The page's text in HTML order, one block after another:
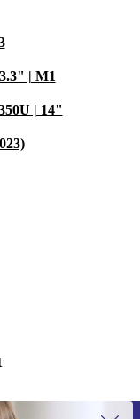
| M1
| 14"